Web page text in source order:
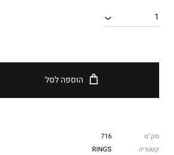
1
הוספה לסל
מק"ט
716
קטגוריה
RINGS